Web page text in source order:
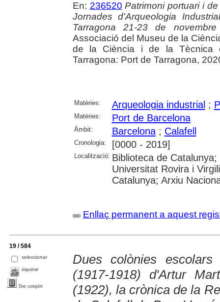
En: 236520 Patrimoni portuari i
Jornades d'Arqueologia
Tarragona 21-23 de
Associació del Museu de la
de la Ciència i de la Tècnica
Tarragona: Port de Tarragona,
Matèries: Arqueologia industrial ;
Matèries: Port de Barcelona
Àmbit: Barcelona; Calafell
Cronologia: [0000 - 2019]
Localització: Biblioteca de
Universitat Rovira i
Catalunya; Arxiu
Enllaç permanent a aquest
19 / 584
seleccionar
imprimir
Text complet
Dues colònies
(1917-1918) d'Artur
(1922), la crònica de la